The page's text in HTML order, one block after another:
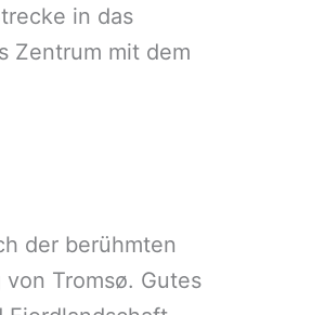
in das
Zentrum mit dem
der berühmten
Tromsø. Gutes